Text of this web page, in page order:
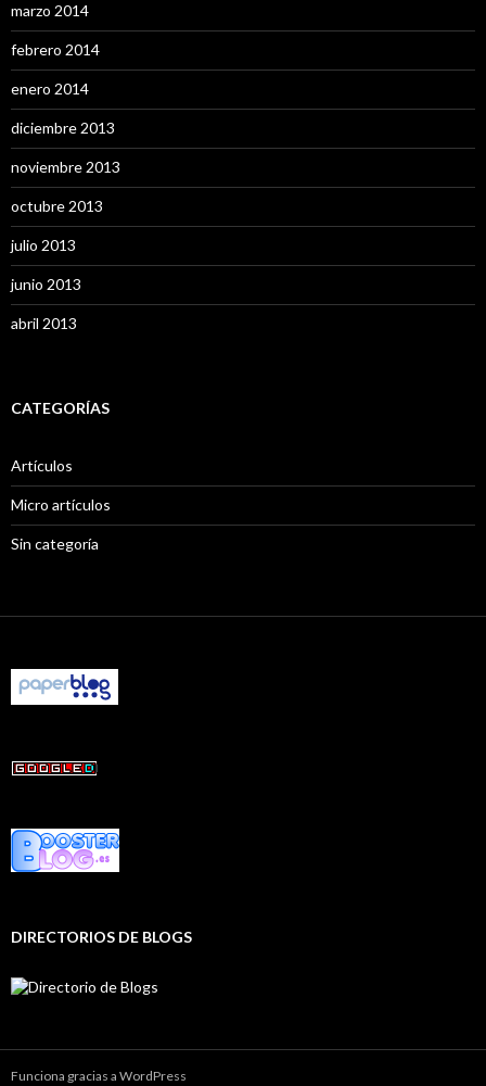
marzo 2014
febrero 2014
enero 2014
diciembre 2013
noviembre 2013
octubre 2013
julio 2013
junio 2013
abril 2013
CATEGORÍAS
Artículos
Micro artículos
Sin categoría
DIRECTORIOS DE BLOGS
Funciona gracias a WordPress